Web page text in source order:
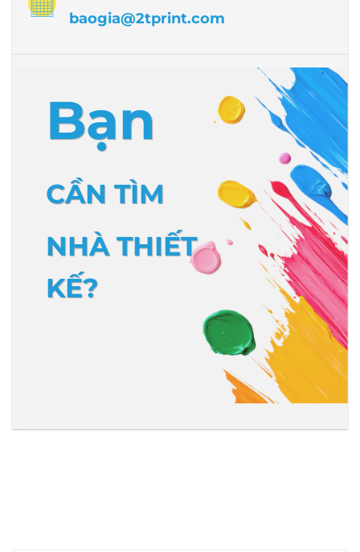
baogia@2tprint.com
Bạn
CẦN TÌM
NHÀ THIẾT
KẾ?